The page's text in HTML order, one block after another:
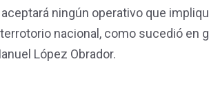
ningún operativo que
nacional, como sucedió en
López Obrador.